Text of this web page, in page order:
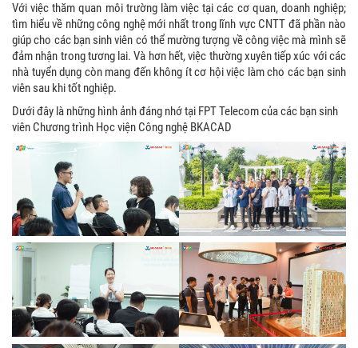
Với việc thăm quan môi trường làm việc tại các cơ quan, doanh nghiệp;
tìm hiểu về những công nghệ mới nhất trong lĩnh vực CNTT đã phần nào
giúp cho các bạn sinh viên có thể mường tượng về công việc mà mình sẽ
đảm nhận trong tương lai. Và hơn hết, việc thường xuyên tiếp xúc với các
nhà tuyển dụng còn mang đến không ít cơ hội việc làm cho các bạn sinh
viên sau khi tốt nghiệp.
Dưới đây là những hình ảnh đáng nhớ tại FPT Telecom của các bạn sinh
viên Chương trình Học viện Công nghệ BKACAD